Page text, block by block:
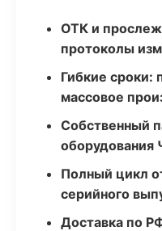
ОТК и
протоколы
Гибкие сроки:
массовое
Собственный
оборудования
Полный цикл
серийного
Доставка по